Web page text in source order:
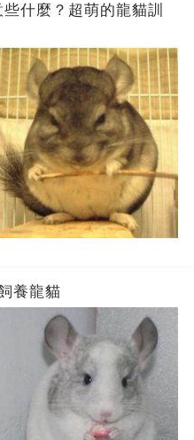
什麼？超萌的龍貓訓
養龍貓